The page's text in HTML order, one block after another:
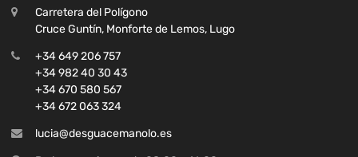
Carretera del Polígono
Cruce Guntín, Monforte de Lemos, Lugo
+34 649 206 757
+34 982 40 30 43
+34 670 580 567
+34 672 063 324
lucia@desguacemanolo.es